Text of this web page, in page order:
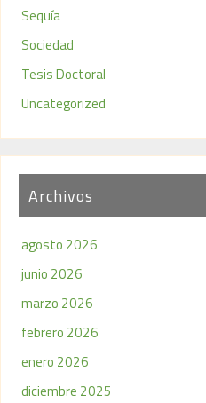
Sequía
Sociedad
Tesis Doctoral
Uncategorized
Archivos
agosto 2026
junio 2026
marzo 2026
febrero 2026
enero 2026
diciembre 2025